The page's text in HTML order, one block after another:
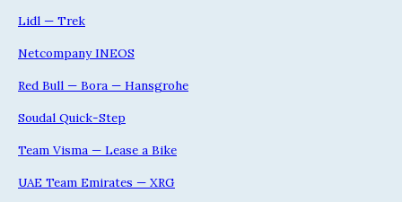
Lidl — Trek
Netcompany INEOS
Red Bull — Bora — Hansgrohe
Soudal Quick-Step
Team Visma — Lease a Bike
UAE Team Emirates — XRG